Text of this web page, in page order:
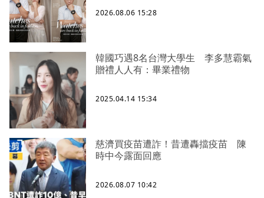
2026.08.06 15:28
韓國巧遇8名台灣大學生 李多慧霸氣
贈禮人人有：畢業禮物
2025.04.14 15:34
慈濟買疫苗遭詐！昔遭轟擋疫苗 陳
時中今露面回應
2026.08.07 10:42